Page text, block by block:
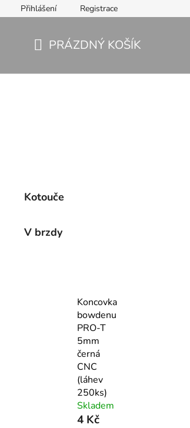
Přihlášení Registrace
PRÁZDNÝ KOŠÍK
Kotouče
V brzdy
Koncovka
bowdenu
PRO-T
5mm
černá
CNC
(láhev
250ks)
Skladem
4 Kč